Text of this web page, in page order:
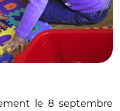
le 8 septembre